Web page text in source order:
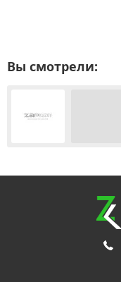
Вы смотрели: